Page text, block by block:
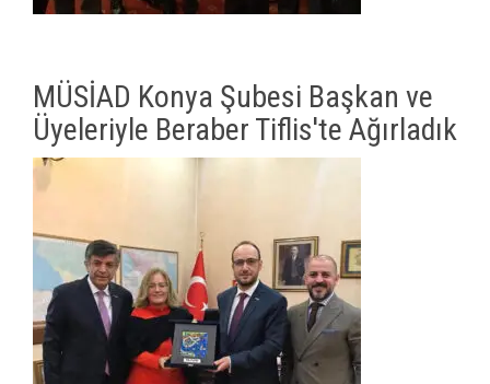
MÜSİAD Konya Şubesi Başkan ve
Üyeleriyle Beraber Tiflis'te Ağırladık